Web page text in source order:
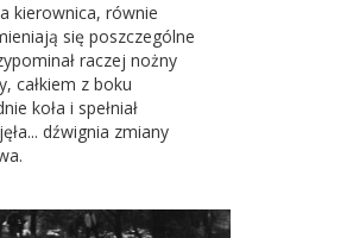
kierownica, równie
się poszczególne
raczej nożny
całkiem z boku
koła i spełniał
dźwignia zmiany